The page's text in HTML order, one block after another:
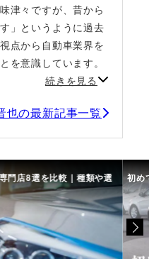
津々ですが、昔から
」というように過去
点から自動車業界を
を意識しています。
続きを見る
也の最新記事一覧
門店8選を比較｜種類や選 初め